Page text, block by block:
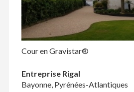
Cour en Gravistar®
Entreprise Rigal
Bayonne, Pyrénées-Atlantiques